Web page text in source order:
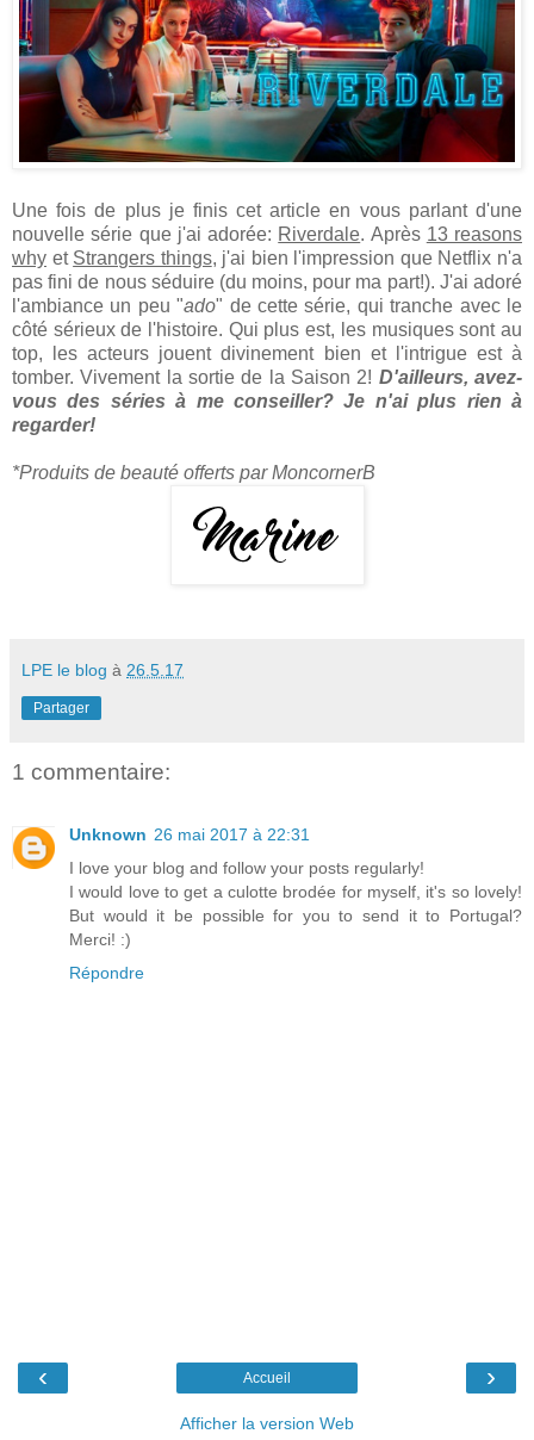
Une fois de plus je finis cet article en vous parlant d'une
nouvelle série que j'ai adorée: Riverdale. Après 13 reasons
why et Strangers things, j'ai bien l'impression que Netflix n'a
pas fini de nous séduire (du moins, pour ma part!). J'ai adoré
l'ambiance un peu "ado" de cette série, qui tranche avec le
côté sérieux de l'histoire. Qui plus est, les musiques sont au
top, les acteurs jouent divinement bien et l'intrigue est à
tomber. Vivement la sortie de la Saison 2! D'ailleurs, avez-
vous des séries à me conseiller? Je n'ai plus rien à
regarder!
*Produits de beauté offerts par MoncornerB
LPE le blog à 26.5.17
Partager
1 commentaire:
Unknown 26 mai 2017 à 22:31
I love your blog and follow your posts regularly!
I would love to get a culotte brodée for myself, it's so lovely!
But would it be possible for you to send it to Portugal?
Merci! :)
Répondre
‹ ›
Accueil
Afficher la version Web